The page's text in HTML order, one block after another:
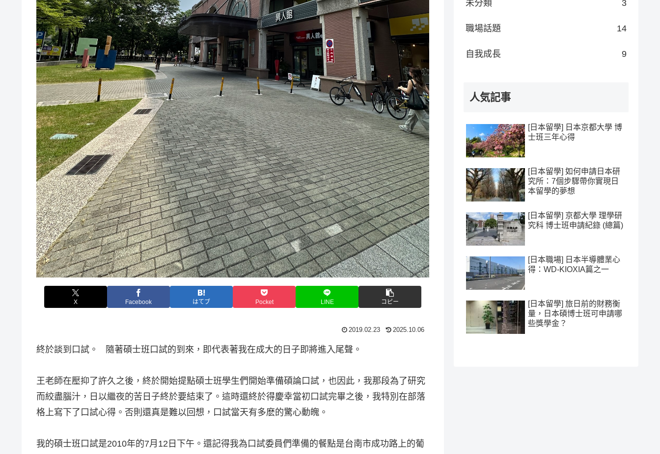
X Facebook はてブ Pocket LINE コピー
2019.02.23 2025.10.06
終於談到口試。 隨著碩士班口試的到來，即代表著我在成大的日子即將進入尾聲。
王老師在壓抑了許久之後，終於開始提點碩士班學生們開始準備碩論口試，也因此，我那段為了研究
而絞盡腦汁，日以繼夜的苦日子終於要結束了。這時還終於得慶幸當初口試完畢之後，我特別在部落
格上寫下了口試心得。否則還真是難以回想，口試當天有多麽的驚心動魄。
我的碩士班口試是2010年的7月12日下午。還記得我為口試委員們準備的餐點是台南市成功路上的葡
未分類 3
職場話題 14
自我成長 9
人気記事
[日本留學] 日本京都大學 博
士班三年心得
[日本留學] 如何申請日本研
究所：7個步驟帶你實現日
本留學的夢想
[日本留學] 京都大學 理學研
究科 博士班申請紀錄 (總篇)
[日本職場] 日本半導體業心
得：WD-KIOXIA篇之一
[日本留學] 旅日前的財務衡
量，日本碩博士班可申請哪
些獎學金？